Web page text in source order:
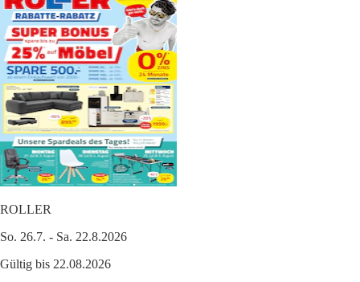
ROLLER
So. 26.7. - Sa. 22.8.2026
Gültig bis 22.08.2026